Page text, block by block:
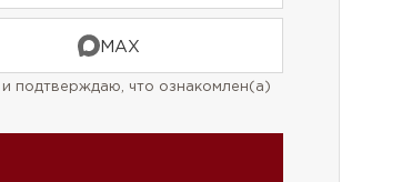
MAX
и подтверждаю, что ознакомлен(а)